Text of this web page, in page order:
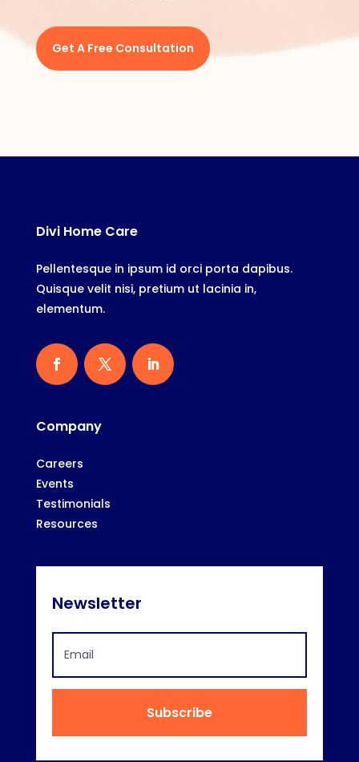
Get A Free Consultation
Divi Home Care
Pellentesque in ipsum id orci porta dapibus.
Quisque velit nisi, pretium ut lacinia in,
elementum.
Company
Careers
Events
Testimonials
Resources
Newsletter
Subscribe